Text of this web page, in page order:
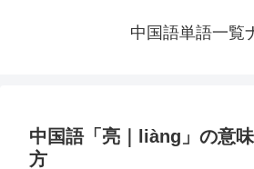
中国語単語一覧
中国語「亮｜liàng」の意
方